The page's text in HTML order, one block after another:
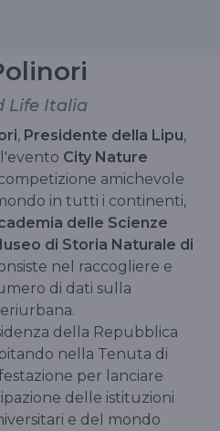
Life Italia
, Presidente della Lipu,
City Nature
amichevole
in tutti i continenti,
delle Scienze
di Storia Naturale di
nel raccogliere e
di dati sulla
della Repubblica
nella Tenuta di
per lanciare
delle istituzioni
e del mondo